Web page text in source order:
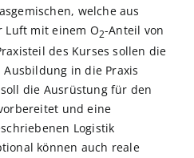
welche aus
Luft mit einem O2-Anteil von
des Kurses sollen die
in die Praxis
die Ausrüstung für den
und eine
Logistik
können auch reale